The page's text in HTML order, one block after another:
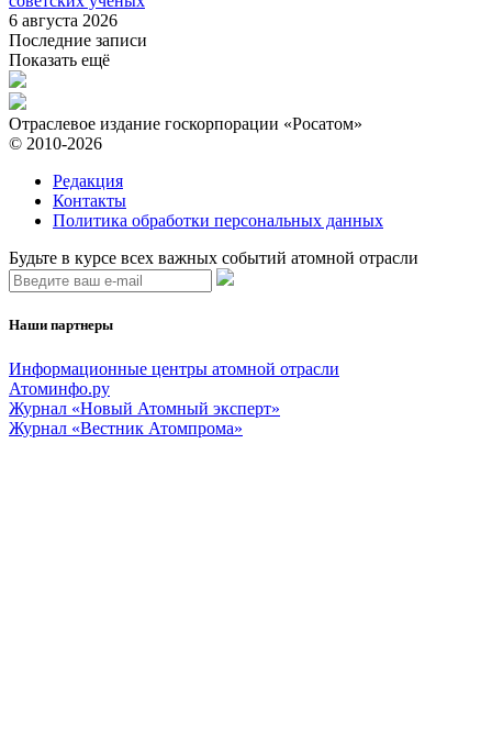
6 августа 2026
Последние записи
Показать ещё
Отраслевое издание госкорпорации «Росатом»
© 2010-2026
Редакция
Контакты
Политика обработки персональных данных
Будьте в курсе всех важных событий атомной отрасли
Наши партнеры
Информационные центры атомной отрасли
Атоминфо.ру
Журнал «Новый Атомный эксперт»
Журнал «Вестник Атомпрома»